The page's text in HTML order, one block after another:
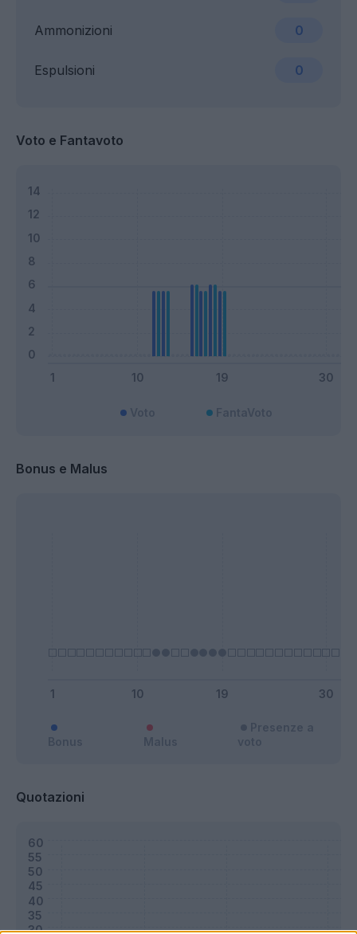
Ammonizioni 0
Espulsioni 0
Voto e Fantavoto
Bonus e Malus
Quotazioni